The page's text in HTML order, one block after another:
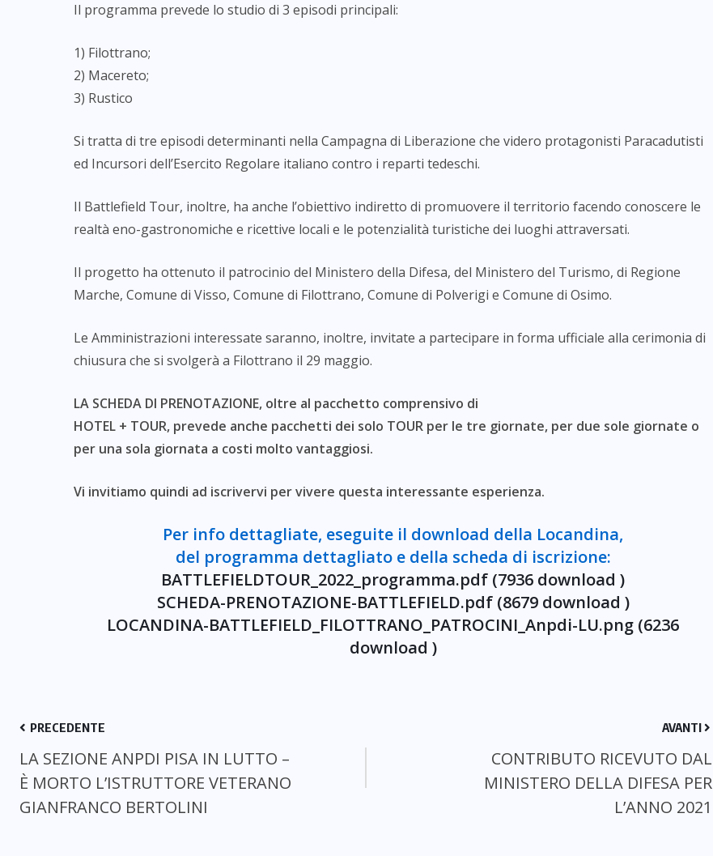
Il programma prevede lo studio di 3 episodi principali:
1) Filottrano;
2) Macereto;
3) Rustico
Si tratta di tre episodi determinanti nella Campagna di Liberazione che videro protagonisti Paracadutisti
ed Incursori dell’Esercito Regolare italiano contro i reparti tedeschi.
Il Battlefield Tour, inoltre, ha anche l’obiettivo indiretto di promuovere il territorio facendo conoscere le
realtà eno-gastronomiche e ricettive locali e le potenzialità turistiche dei luoghi attraversati.
Il progetto ha ottenuto il patrocinio del Ministero della Difesa, del Ministero del Turismo, di Regione
Marche, Comune di Visso, Comune di Filottrano, Comune di Polverigi e Comune di Osimo.
Le Amministrazioni interessate saranno, inoltre, invitate a partecipare in forma ufficiale alla cerimonia di
chiusura che si svolgerà a Filottrano il 29 maggio.
LA SCHEDA DI PRENOTAZIONE, oltre al pacchetto comprensivo di
HOTEL + TOUR, prevede anche pacchetti dei solo TOUR per le tre giornate, per due sole giornate o
per una sola giornata a costi molto vantaggiosi.
Vi invitiamo quindi ad iscrivervi per vivere questa interessante esperienza.
Per info dettagliate, eseguite il download della Locandina,
del programma dettagliato e della scheda di iscrizione:
BATTLEFIELDTOUR_2022_programma.pdf (7936 download )
SCHEDA-PRENOTAZIONE-BATTLEFIELD.pdf (8679 download )
LOCANDINA-BATTLEFIELD_FILOTTRANO_PATROCINI_Anpdi-LU.png (6236
download )
PRECEDENTE
LA SEZIONE ANPDI PISA IN LUTTO –
È MORTO L’ISTRUTTORE VETERANO
GIANFRANCO BERTOLINI
AVANTI
CONTRIBUTO RICEVUTO DAL
MINISTERO DELLA DIFESA PER
L’ANNO 2021